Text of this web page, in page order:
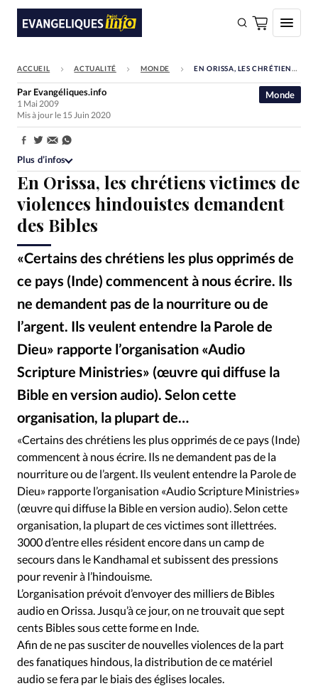
FAIRE UN DON
Faire un don
Société
Monde
Bible
Toute l'actualité
Devise:
CHF
RUBRIQUES
Toute l'actualité
Eglises
Histoire Laicité
Liberté religieuse
Mission
Monde People Politique
Religions
Société
ACCUEIL ACTUALITÉ MONDE EN ORISSA, LES CHRÉTIENS VICTIMES DE VIOLENCES HINDOUISTES DEMANDENT DES BIBLES
En Orissa, les chrétiens victimes de
violences hindouistes demandent
des Bibles
«Certains des chrétiens les plus opprimés de
ce pays (Inde) commencent à nous écrire. Ils
ne demandent pas de la nourriture ou de
l’argent. Ils veulent entendre la Parole de
Dieu» rapporte l’organisation «Audio
Scripture Ministries» (œuvre qui diffuse la
Bible en version audio). Selon cette
organisation, la plupart de…
Monde
Par Evangéliques.info
1 Mai 2009
Mis à jour le 15 Juin 2020
Partager:
Plus d’infos
«Certains des chrétiens les plus opprimés de ce pays (Inde)
commencent à nous écrire. Ils ne demandent pas de la
nourriture ou de l’argent. Ils veulent entendre la Parole de
Dieu» rapporte l’organisation «Audio Scripture Ministries»
(œuvre qui diffuse la Bible en version audio). Selon cette
organisation, la plupart de ces victimes sont illettrées.
3000 d’entre elles résident encore dans un camp de
secours dans le Kandhamal et subissent des pressions
pour revenir à l’hindouisme.
L’organisation prévoit d’envoyer des milliers de Bibles
audio en Orissa. Jusqu’à ce jour, on ne trouvait que sept
cents Bibles sous cette forme en Inde.
Afin de ne pas susciter de nouvelles violences de la part
des fanatiques hindous, la distribution de ce matériel
audio se fera par le biais des églises locales.